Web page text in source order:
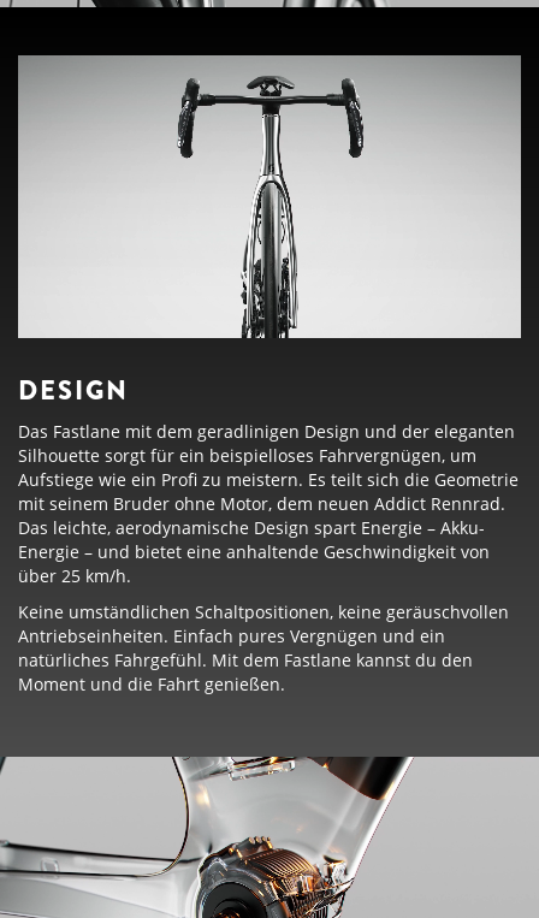
DESIGN
Das Fastlane mit dem geradlinigen Design und der eleganten
Silhouette sorgt für ein beispielloses Fahrvergnügen, um
Aufstiege wie ein Profi zu meistern. Es teilt sich die Geometrie
mit seinem Bruder ohne Motor, dem neuen Addict Rennrad.
Das leichte, aerodynamische Design spart Energie – Akku-
Energie – und bietet eine anhaltende Geschwindigkeit von
über 25 km/h.
Keine umständlichen Schaltpositionen, keine geräuschvollen
Antriebseinheiten. Einfach pures Vergnügen und ein
natürliches Fahrgefühl. Mit dem Fastlane kannst du den
Moment und die Fahrt genießen.